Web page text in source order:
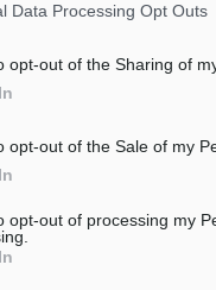
Data Processing Opt Outs
opt-out of the Sharing of
opt-out of the Sale of my
opt-out of processing my
παρά πέντε κρίνουν τη
σεζόν